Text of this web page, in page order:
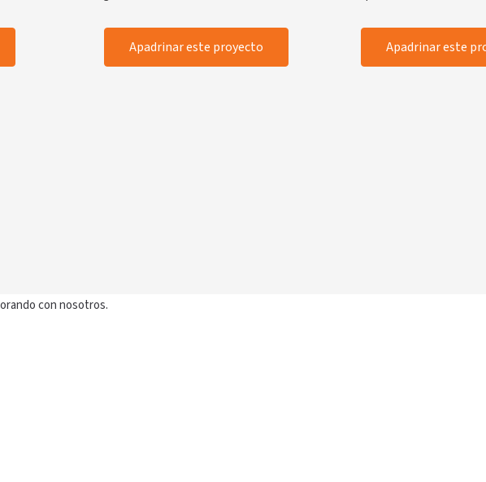
Apadrinar este proyecto Apadrinar este
con nosotros.